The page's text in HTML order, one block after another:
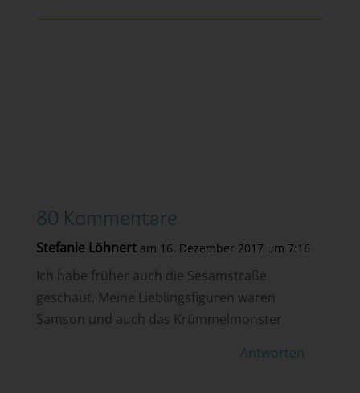
80 Kommentare
Stefanie Löhnert am 16. Dezember 2017 um 7:16
Ich habe früher auch die Sesamstraße
geschaut. Meine Lieblingsfiguren waren
Samson und auch das Krümmelmonster
Antworten